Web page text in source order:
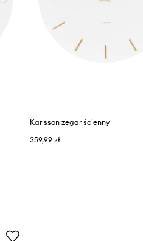
Karlsson zegar ścienny
359,99 zł